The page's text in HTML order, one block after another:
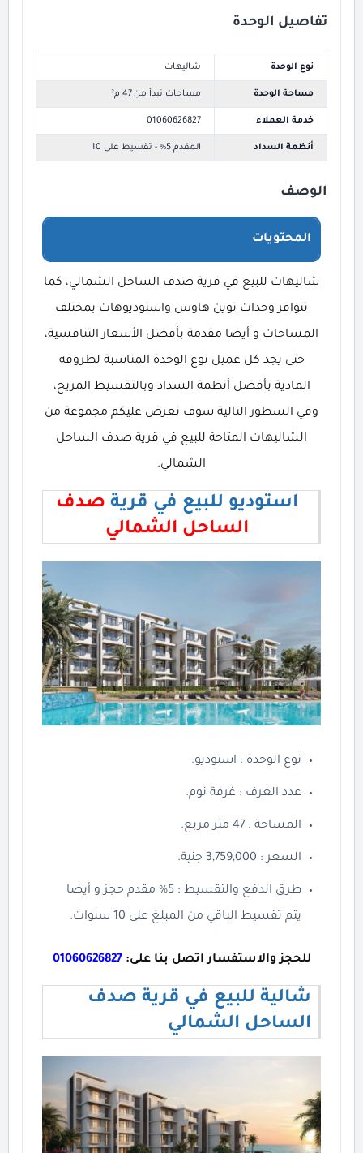
تفاصيل الوحدة
نوع الوحدة شاليهات
مساحة الوحدة مساحات تبدأ من 47 م²
خدمة العملاء 01060626827
أنظمة السداد المقدم 5% - تقسيط على 10
الوصف
المحتويات
شاليهات للبيع في قرية صدف الساحل الشمالي، كما
تتوافر وحدات توين هاوس واستوديوهات بمختلف
المساحات و أيضا مقدمة بأفضل الأسعار التنافسية،
حتى يجد كل عميل نوع الوحدة المناسبة لظروفه
المادية بأفضل أنظمة السداد وبالتقسيط المريح،
وفي السطور التالية سوف نعرض عليكم مجموعة من
الشاليهات المتاحة للبيع في قرية صدف الساحل
الشمالي.
استوديو للبيع في قرية صدف
الساحل الشمالي
نوع الوحدة : استوديو.
عدد الغرف : غرفة نوم.
المساحة : 47 متر مربع.
السعر : 3,759,000 جنية.
طرق الدفع والتقسيط : 5% مقدم حجز و أيضا
يتم تقسيط الباقي من المبلغ على 10 سنوات.
للحجز والاستفسار اتصل بنا على: 01060626827
شالية للبيع في قرية صدف
الساحل الشمالي